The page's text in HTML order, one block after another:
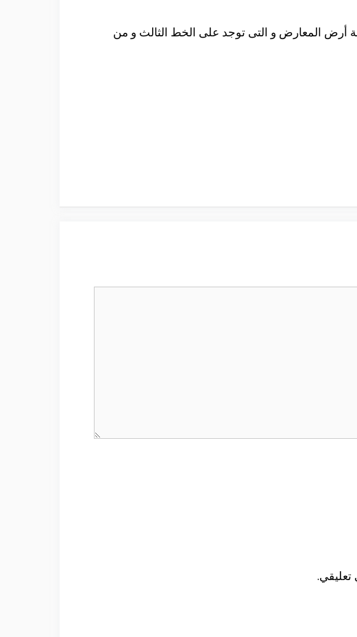
أرض المعارض و التى توجد على الخط الثالث و من
تعليقي.